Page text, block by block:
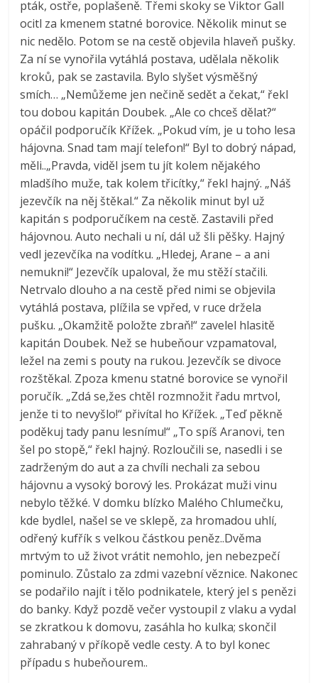
pták, ostře, poplašeně. Třemi skoky se Viktor Gall
ocitl za kmenem statné borovice. Několik minut se
nic nedělo. Potom se na cestě objevila hlaveň pušky.
Za ní se vynořila vytáhlá postava, udělala několik
kroků, pak se zastavila. Bylo slyšet výsměšný
smích… „Nemůžeme jen nečině sedět a čekat,“ řekl
tou dobou kapitán Doubek. „Ale co chceš dělat?“
opáčil podporučík Křížek. „Pokud vím, je u toho lesa
hájovna. Snad tam mají telefon!“ Byl to dobrý nápad,
měli..„Pravda, viděl jsem tu jít kolem nějakého
mladšího muže, tak kolem třicítky,“ řekl hajný. „Náš
jezevčík na něj štěkal.“ Za několik minut byl už
kapitán s podporučíkem na cestě. Zastavili před
hájovnou. Auto nechali u ní, dál už šli pěšky. Hajný
vedl jezevčíka na vodítku. „Hledej, Arane – a ani
nemukni!“ Jezevčík upaloval, že mu stěží stačili.
Netrvalo dlouho a na cestě před nimi se objevila
vytáhlá postava, plížila se vpřed, v ruce držela
pušku. „Okamžitě položte zbraň!“ zavelel hlasitě
kapitán Doubek. Než se hubeňour vzpamatoval,
ležel na zemi s pouty na rukou. Jezevčík se divoce
rozštěkal. Zpoza kmenu statné borovice se vynořil
poručík. „Zdá se,žes chtěl rozmnožit řadu mrtvol,
jenže ti to nevyšlo!“ přivítal ho Křížek. „Teď pěkně
poděkuj tady panu lesnímu!“ „To spíš Aranovi, ten
šel po stopě,“ řekl hajný. Rozloučili se, nasedli i se
zadrženým do aut a za chvíli nechali za sebou
hájovnu a vysoký borový les. Prokázat muži vinu
nebylo těžké. V domku blízko Malého Chlumečku,
kde bydlel, našel se ve sklepě, za hromadou uhlí,
odřený kufřík s velkou částkou peněz..Dvěma
mrtvým to už život vrátit nemohlo, jen nebezpečí
pominulo. Zůstalo za zdmi vazební věznice. Nakonec
se podařilo najít i tělo podnikatele, který jel s penězi
do banky. Když pozdě večer vystoupil z vlaku a vydal
se zkratkou k domovu, zasáhla ho kulka; skončil
zahrabaný v příkopě vedle cesty. A to byl konec
případu s hubeňourem..